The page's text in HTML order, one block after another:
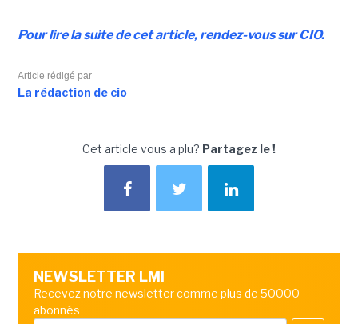
Pour lire la suite de cet article, rendez-vous sur CIO.
Article rédigé par
La rédaction de cio
Cet article vous a plu? Partagez le !
NEWSLETTER LMI
Recevez notre newsletter comme plus de 50000
abonnés